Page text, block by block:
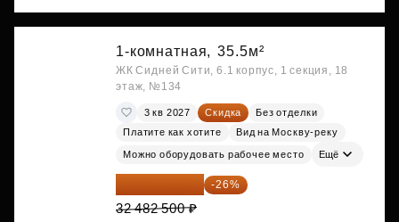
1-комнатная, 35.5м²
ЖК Сидней Сити, 6.1 корпус, 1 секция, 18
этаж, №134
3 кв 2027 Скидка
Без отделки
Платите как хотите
Вид на Москву-реку
Можно оборудовать рабочее место Ещё
24 037 050 ₽ -26%
32 482 500 ₽